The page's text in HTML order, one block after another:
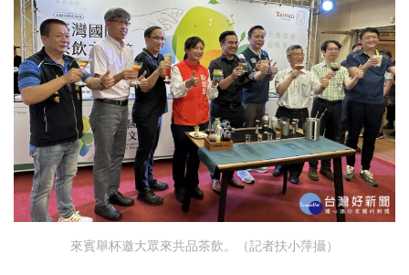
來賓舉杯邀大眾來共品茶飲。（記者扶小萍攝）